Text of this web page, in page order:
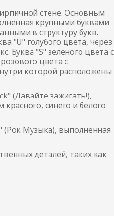
стене. Основным
крупными буквами
в структуру букв.
"U" голубого цвета, через
Буква "S" зеленого цвета с
цвета с
которой расположены
(Давайте зажигать!),
синего и белого
(Рок Музыка), выполненная
деталей, таких как